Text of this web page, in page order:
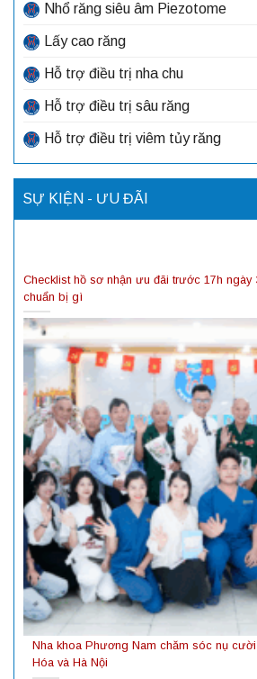
Nhổ răng siêu âm Piezotome
Lấy cao răng
Hỗ trợ điều trị nha chu
Hỗ trợ điều trị sâu răng
Hỗ trợ điều trị viêm tủy răng
SỰ KIỆN - ƯU ĐÃI
Checklist hồ sơ nhận ưu đãi trước 17h ngày
chuẩn bị gì
Nha khoa Phương Nam chăm sóc nụ
Hóa và Hà Nội